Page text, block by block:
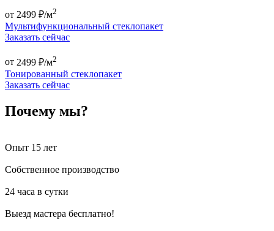
от 2499 ₽/м2
Мультифункциональный стеклопакет
Заказать сейчас
от 2499 ₽/м2
Тонированный стеклопакет
Заказать сейчас
Почему мы?
Опыт 15 лет
Собственное производство
24 часа в сутки
Выезд мастера бесплатно!